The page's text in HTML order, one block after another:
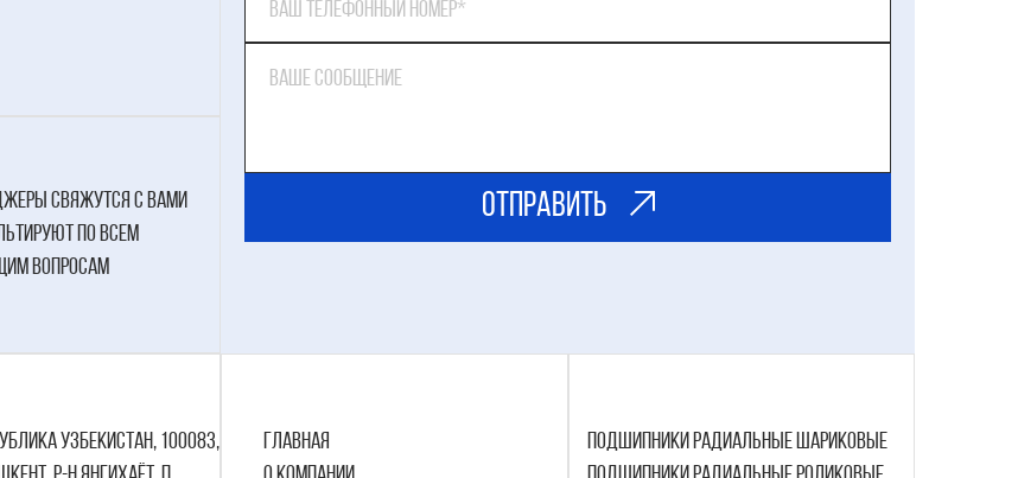
свяжутся с вами
по всем
вопросам
ОТправить
Узбекистан, 100083,
Главная
Подшипники Радиальные Шариковые